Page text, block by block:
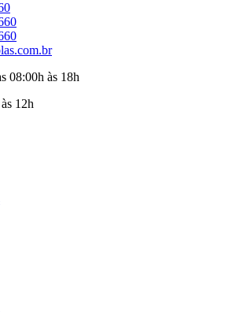
08:00h às 18h
12h